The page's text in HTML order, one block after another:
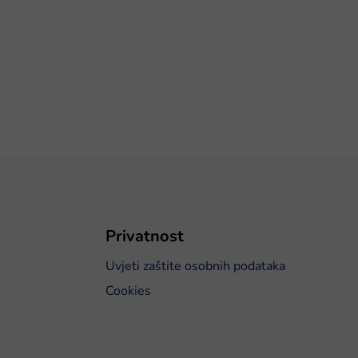
Privatnost
Uvjeti zaštite osobnih podataka
Cookies